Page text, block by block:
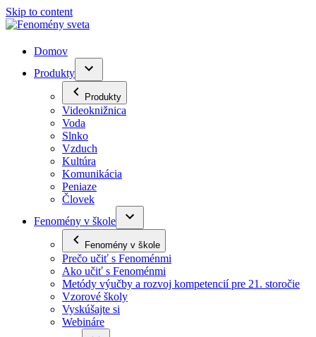
Skip to content
Domov
Produkty
Produkty
Videoknižnica
Voda
Slnko
Vzduch
Kultúra
Komunikácia
Peniaze
Človek
Fenomény v škole
Fenomény v škole
Prečo učiť s Fenoménmi
Ako učiť s Fenoménmi
Metódy výučby a rozvoj kompetencií pre 21. storočie
Vzorové školy
Vyskúšajte si
Webináre